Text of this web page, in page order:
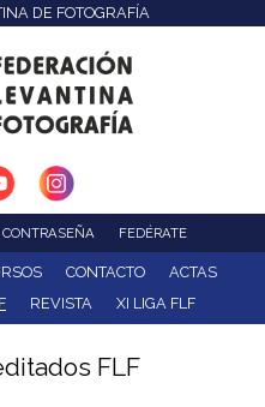
DE FOTOGRAFÍA
CONTRASEÑA FEDÉRATE
CONTACTO
ACTAS
REVISTA XI LIGA FLF
FLF